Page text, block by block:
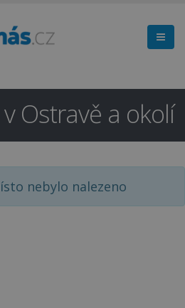
Ostravě a okolí
nebylo nalezeno
×
práci
v regionu